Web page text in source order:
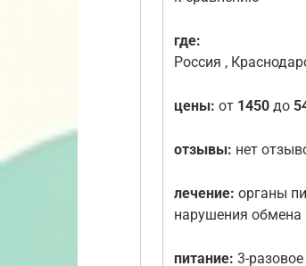
где:
Россия ,
цены: от 1450 до
отзывы: нет
лечение: органы
нарушения обмена
питание: 3-разовое